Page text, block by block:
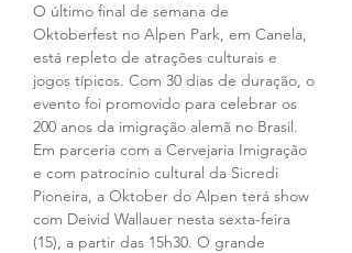
O último final de semana de
Oktoberfest no Alpen Park, em Canela,
está repleto de atrações culturais e
jogos típicos. Com 30 dias de duração, o
evento foi promovido para celebrar os
200 anos da imigração alemã no Brasil.
Em parceria com a Cervejaria Imigração
e com patrocínio cultural da Sicredi
Pioneira, a Oktober do Alpen terá show
com Deivid Wallauer nesta sexta-feira
(15), a partir das 15h30. O grande